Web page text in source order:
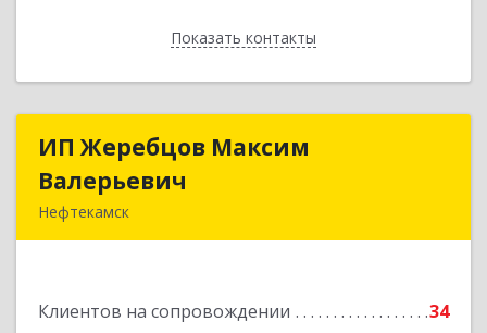
Показать контакты
Назад
ИП Жеребцов Максим
Валерьевич
Нефтекамск
Клиентов на сопровождении 34
ИП Жеребцов Максим
Подробнее